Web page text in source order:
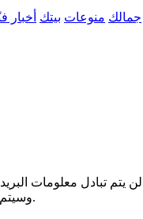
جمالك منوعات بيتك أخبار
لن يتم تبادل معلومات
وسيتم استخدامها فقط لإرسال آخر الأخبار لدينا.